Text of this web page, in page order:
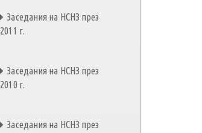
Заседания на НСНЗ през
2011 г.
Заседания на НСНЗ през
2010 г.
Заседания на НСНЗ през